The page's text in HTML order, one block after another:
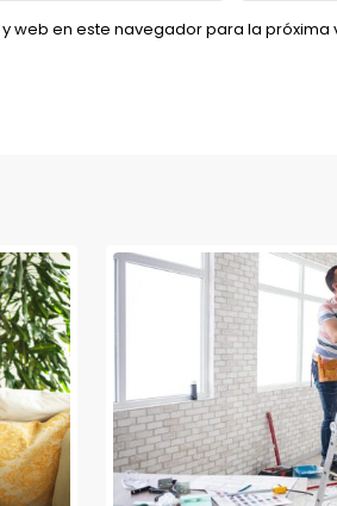
web en este navegador para la próxima